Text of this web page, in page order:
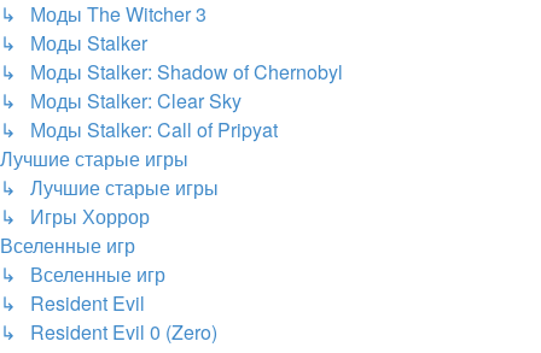
↳ Моды The Witcher 3
↳ Моды Stalker
↳ Моды Stalker: Shadow of Chernobyl
↳ Моды Stalker: Clear Sky
↳ Моды Stalker: Call of Pripyat
Лучшие старые игры
↳ Лучшие старые игры
↳ Игры Хоррор
Вселенные игр
↳ Вселенные игр
↳ Resident Evil
↳ Resident Evil 0 (Zero)